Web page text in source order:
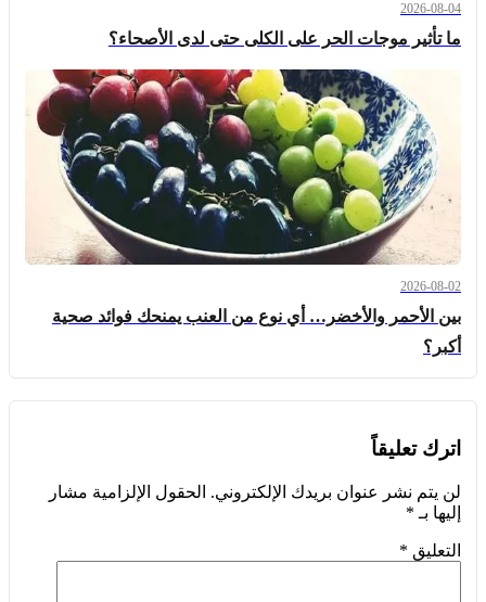
2026-08-04
ما تأثير موجات الحر على الكلى حتى لدى الأصحاء؟
2026-08-02
بين الأحمر والأخضر… أي نوع من العنب يمنحك فوائد صحية
أكبر؟
اترك تعليقاً
لن يتم نشر عنوان بريدك الإلكتروني. الحقول الإلزامية مشار
إليها بـ *
التعليق *